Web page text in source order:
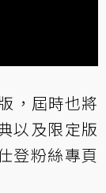
，屆時也將
以及限定版
登粉絲專頁